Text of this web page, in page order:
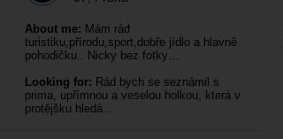
About me: Mám rád
turistiku,přírodu,sport,dobře jídlo a hlavně
pohodičku.. Nicky bez fotky…
Looking for: Rád bych se seznámil s
prima, upřímnou a veselou holkou, která v
protějšku hledá…